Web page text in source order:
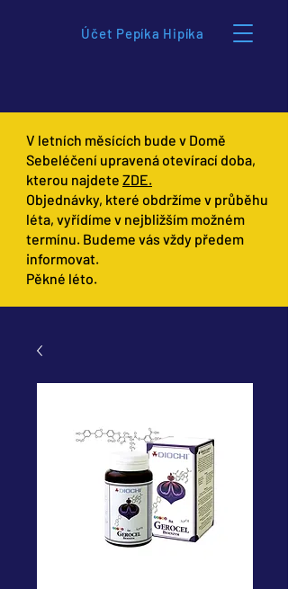
Účet Pepíka Hipíka
V letních měsících bude v Domě
Sebeléčení upravená otevírací doba,
kterou najdete ZDE.
Objednávky, které obdržíme v průběhu
léta, vyřídíme v nejbližším možném
termínu. Budeme vás vždy předem
informovat.
Pěkné léto.